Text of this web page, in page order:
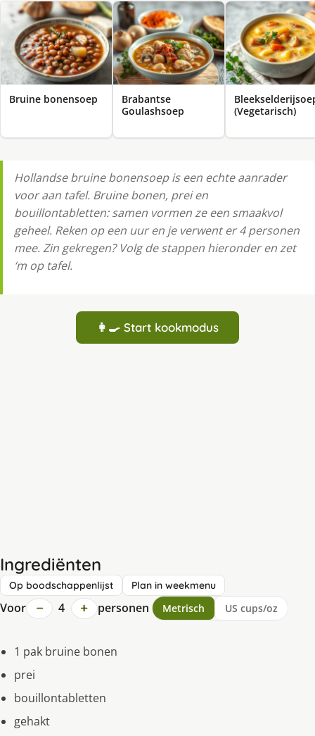
Bruine bonensoep
Brabantse
Goulashsoep
(Vegetarisch)
Hollandse bruine bonensoep is een echte aanrader
voor aan tafel. Bruine bonen, prei en
bouillontabletten: samen vormen ze een smaakvol
geheel. Reken op een uur en je verwent er 4 personen
mee. Zin gekregen? Volg de stappen hieronder en zet
‘m op tafel.
👩‍🍳 Start kookmodus
Ingrediënten
Op boodschappenlijst Plan in weekmenu
Voor − 4 + personen Metrisch US cups/oz
1 pak bruine bonen
prei
bouillontabletten
gehakt